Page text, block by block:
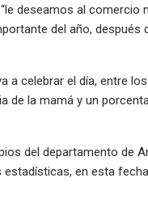
deseamos al
del año, después
a celebrar el día, entre
de la mamá y un
del departamento de
en esta